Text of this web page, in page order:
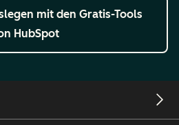
mit den Gratis-Tools
HubSpot